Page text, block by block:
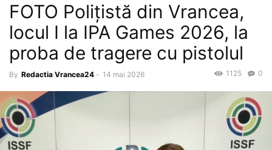
FOTO Polițistă din Vrancea,
locul I la IPA Games 2026, la
proba de tragere cu pistolul
By Redactia Vrancea24 - 14 mai 2026 0
1125